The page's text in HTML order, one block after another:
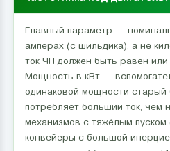
Главный параметр —
амперах (с шильдика), а не
ток ЧП должен быть равен или
Мощность в кВт —
одинаковой мощности старый
потребляет больший ток, чем
механизмов с тяжёлым
конвейеры с большой